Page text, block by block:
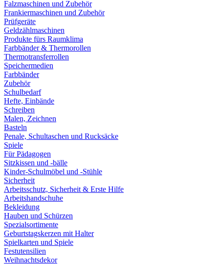
Falzmaschinen und Zubehör
Frankiermaschinen und Zubehör
Prüfgeräte
Geldzählmaschinen
Produkte fürs Raumklima
Farbbänder & Thermorollen
Thermotransferrollen
Speichermedien
Farbbänder
Zubehör
Schulbedarf
Hefte, Einbände
Schreiben
Malen, Zeichnen
Basteln
Penale, Schultaschen und Rucksäcke
Spiele
Für Pädagogen
Sitzkissen und -bälle
Kinder-Schulmöbel und -Stühle
Sicherheit
Arbeitsschutz, Sicherheit & Erste Hilfe
Arbeitshandschuhe
Bekleidung
Hauben und Schürzen
Spezialsortimente
Geburtstagskerzen mit Halter
Spielkarten und Spiele
Festutensilien
Weihnachtsdekor